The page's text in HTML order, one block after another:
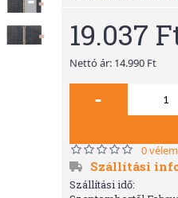
19.037
Nettó ár: 14.990 Ft
-
0
Szállítási
Szállítási idő: